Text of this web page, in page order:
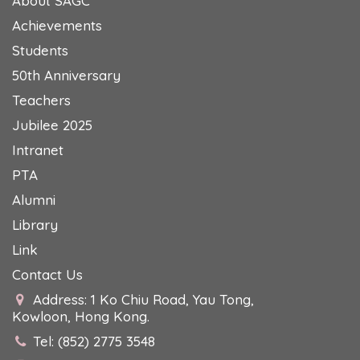
Achievements
Students
50th Anniversary
Teachers
Jubilee 2025
Intranet
PTA
Alumni
Library
Link
Contact Us
Address: 1 Ko Chiu Road, Yau Tong,
Kowloon, Hong Kong.
Tel: (852) 2775 3548